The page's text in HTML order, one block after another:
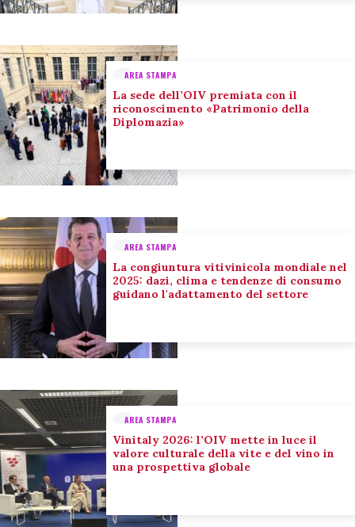
AREA STAMPA
La sede dell’OIV premiata con il
riconoscimento «Patrimonio della
Diplomazia»
AREA STAMPA
La congiuntura vitivinicola mondiale nel
2025: dazi, clima e tendenze di consumo
guidano l'adattamento del settore
AREA STAMPA
Vinitaly 2026: l’OIV mette in luce il
valore culturale della vite e del vino in
una prospettiva globale